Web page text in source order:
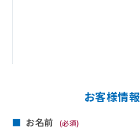
お客様情報
お名前 (必須)